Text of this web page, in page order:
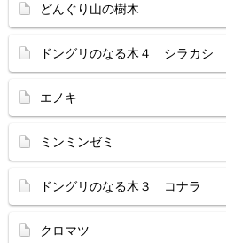
どんぐり山の樹木
ドングリのなる木４ シラカシ
エノキ
ミンミンゼミ
ドングリのなる木３ コナラ
クロマツ